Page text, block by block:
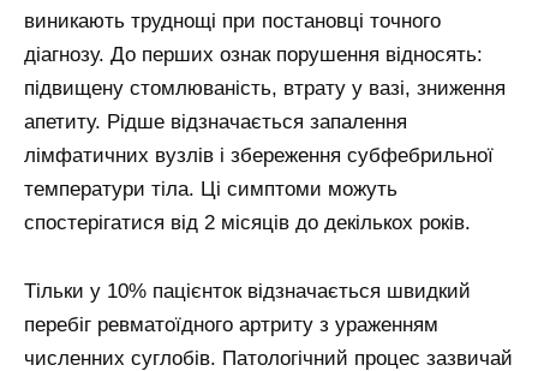
виникають труднощі при постановці точного
діагнозу. До перших ознак порушення відносять:
підвищену стомлюваність, втрату у вазі, зниження
апетиту. Рідше відзначається запалення
лімфатичних вузлів і збереження субфебрильної
температури тіла. Ці симптоми можуть
спостерігатися від 2 місяців до декількох років.
Тільки у 10% пацієнток відзначається швидкий
перебіг ревматоїдного артриту з ураженням
численних суглобів. Патологічний процес зазвичай